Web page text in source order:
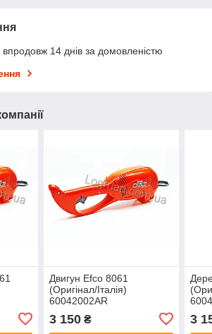
14 днів за домовленістю
Двигун Efco 8061
(Оригінал/Італія)
60042002AR
3 150₴ 3